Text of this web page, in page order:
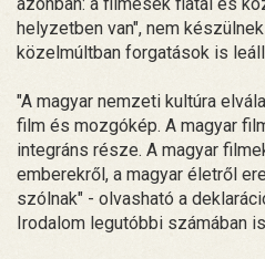
helyzetben van", nem
közelmúltban forgatások is
"A magyar nemzeti kultúra
film és mozgókép. A magyar
integráns része. A magyar
emberekről, a magyar életről
szólnak" - olvasható a
Irodalom legutóbbi számában